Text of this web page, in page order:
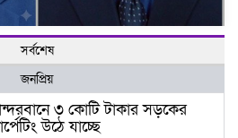
সর্বশেষ
জনপ্রিয়
৩ কোটি টাকার সড়কের
উঠে যাচ্ছে